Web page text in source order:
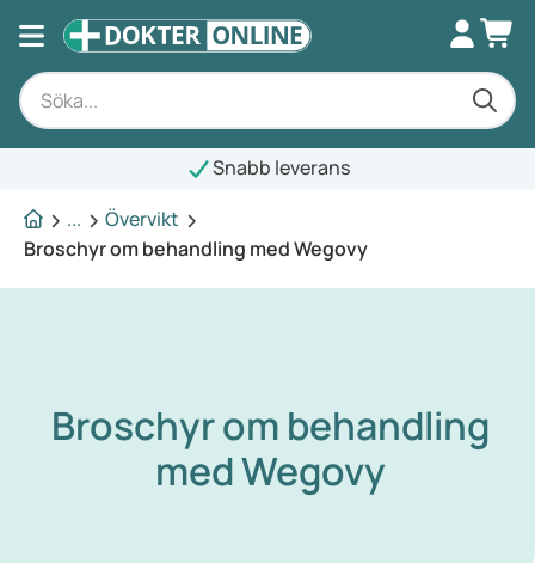
Snabb leverans
...
Övervikt
Broschyr om behandling med Wegovy
Broschyr om behandling
med Wegovy